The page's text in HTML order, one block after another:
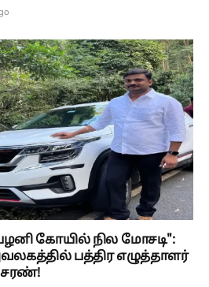
பழனி கோயில் நில மோசடி":
பத்திர எழுத்தாளர்
சரண்!